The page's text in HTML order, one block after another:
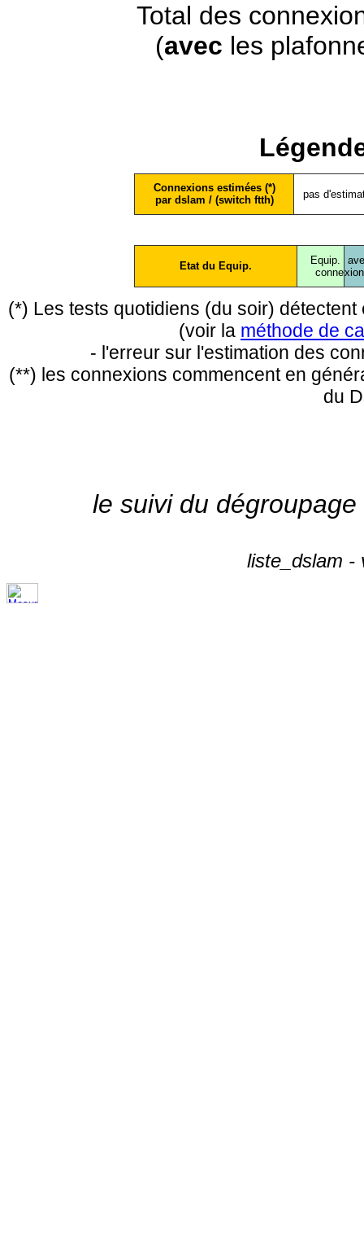
Total des
(avec les
Connexions estimées (*)
par dslam / (switch ftth)
pas
Etat du Equip.
Equip.
conne
(*) Les tests quotidiens (du soir)
(voir la méthode de
- l'erreur sur l'estimation des
(**) les connexions commencent en
du
le suivi du
liste_dslam -